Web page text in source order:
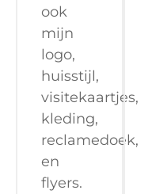
ook
mijn
logo,
huisstijl,
visitekaartjes,
kleding,
reclamedoek,
en
flyers.